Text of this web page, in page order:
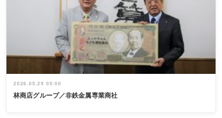
2026.05.29 05:00
林商店グループ／非鉄金属専業商社